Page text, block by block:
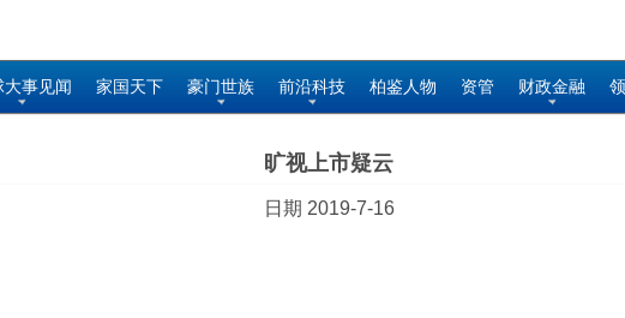
大事见闻 家国天下 豪门世族 前沿科技 柏鉴人物 资管 财政金融
旷视上市疑云
日期 2019-7-16